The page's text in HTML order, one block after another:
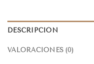
DESCRIPCIÓN
VALORACIONES (0)